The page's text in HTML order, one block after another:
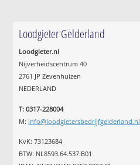
Loodgieter Gelderland
Loodgieter.nl
Nijverheidscentrum 40
2761 JP Zevenhuizen
NEDERLAND
T: 0317-228004
M: info@loodgietersbedrijfgelderland.nl
KvK: 73123684
BTW: NL8593.64.537.B01